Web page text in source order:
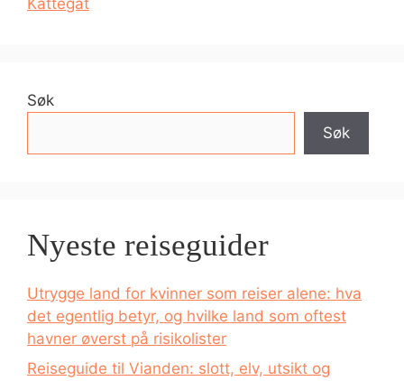
Søk
Søk
Nyeste reiseguider
Utrygge land for kvinner som reiser alene: hva
det egentlig betyr, og hvilke land som oftest
havner øverst på risikolister
Reiseguide til Vianden: slott, elv, utsikt og